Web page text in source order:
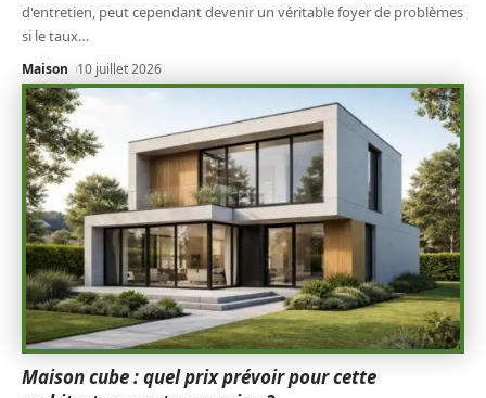
d'entretien, peut cependant devenir un véritable foyer de problèmes
si le taux…
Maison 10 juillet 2026
Maison cube : quel prix prévoir pour cette